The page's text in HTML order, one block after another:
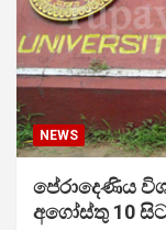
NEWS
පේරාදෙණිය
අගෝස්තු 10